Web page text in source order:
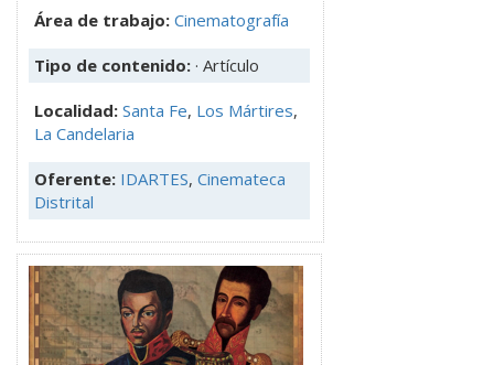
Área de trabajo: Cinematografía
Tipo de contenido: · Artículo
Localidad: Santa Fe, Los Mártires,
La Candelaria
Oferente: IDARTES, Cinemateca
Distrital